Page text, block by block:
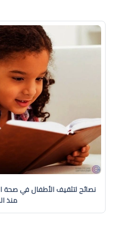
نصائح لتثقيف الأطفال في صحة
منذ